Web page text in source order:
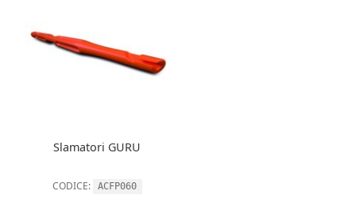
Slamatori GURU
CODICE: ACFP060